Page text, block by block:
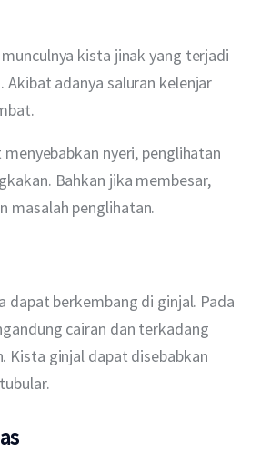
kista jinak yang terjadi
Akibat adanya saluran kelenjar
menyebabkan nyeri, penglihatan
Bahkan jika membesar,
masalah penglihatan.
dapat berkembang di ginjal. Pada
cairan dan terkadang
Kista ginjal dapat disebabkan